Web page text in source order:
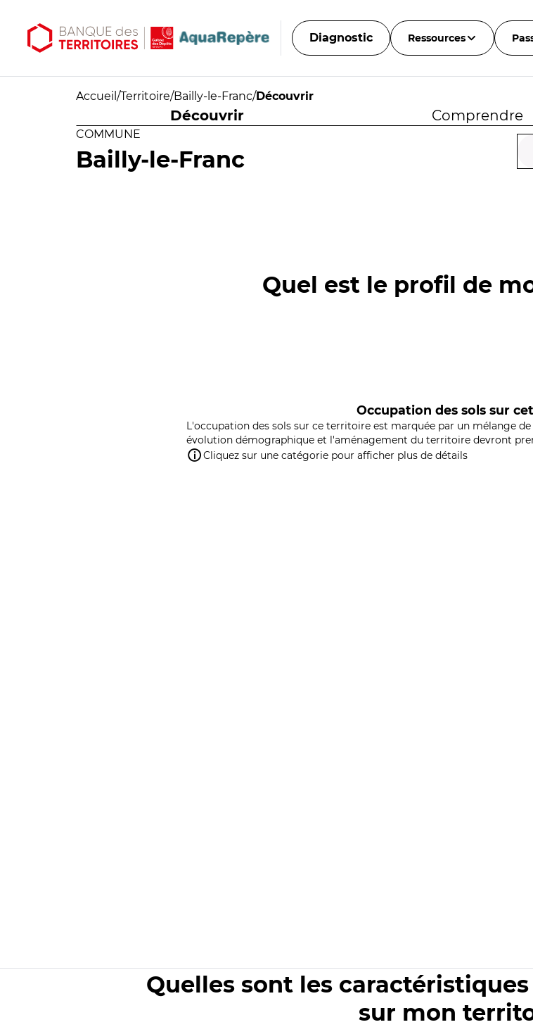
Diagnostic Ressources
Accueil /Territoire/Bailly-le-Franc/Découvrir
Découvrir Comprendre
COMMUNE
Bailly-le-Franc
Quel est le profil de
Occupation des sols sur
L'occupation des sols sur ce territoire est marquée par un mélange
évolution démographique et l'aménagement du territoire devront
Cliquez sur une catégorie pour afficher plus de détails
Quelles sont les
sur mon